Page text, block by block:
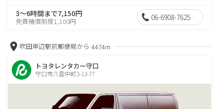
3～6時間まで7,150円
免責補償制度1,100円 06-6908-7625
吹田岸辺駅前郵便局から 4474m
トヨタレンタカー守口
守口市八雲中町3-13-77